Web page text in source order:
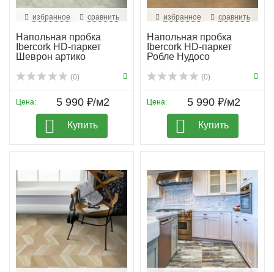
избранное сравнить
Напольная пробка
Ibercork HD-паркет
Шеврон артико
(0)
Цена: 5 990 ₽/м2
Купить
избранное сравнить
Напольная пробка
Ibercork HD-паркет
Робле Нудосо
(0)
Цена: 5 990 ₽/м2
Купить